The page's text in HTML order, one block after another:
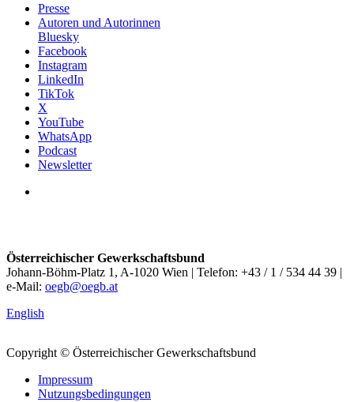
Presse
Autoren und Autorinnen
Bluesky
Facebook
Instagram
LinkedIn
TikTok
X
YouTube
WhatsApp
Podcast
Newsletter
Österreichischer Gewerkschaftsbund
Johann-Böhm-Platz 1, A-1020 Wien | Telefon: +43 / 1 / 534 44 39 |
e-Mail: oegb@oegb.at
English
Copyright © Österreichischer Gewerkschaftsbund
Impressum
Nutzungsbedingungen